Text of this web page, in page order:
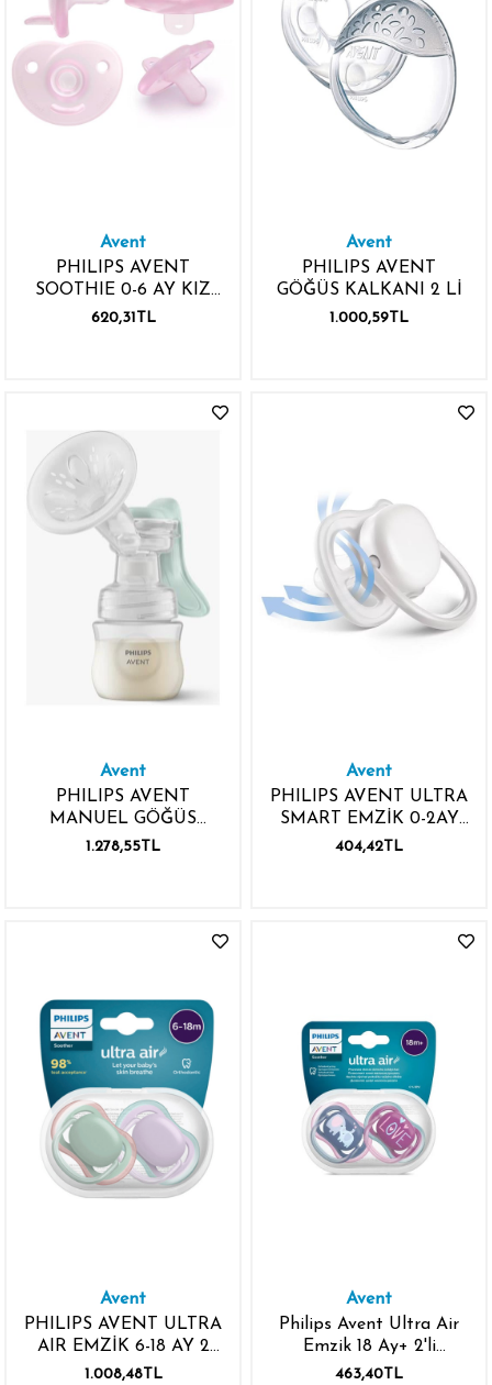
Avent
PHILIPS AVENT
SOOTHIE 0-6 AY KIZ
EMZİK
620,31TL
Avent
PHILIPS AVENT
GÖĞÜS KALKANI 2 Lİ
1.000,59TL
Avent
PHILIPS AVENT
MANUEL GÖĞÜS
POMPASI 125ML
1.278,55TL
Avent
PHILIPS AVENT ULTRA
SMART EMZİK 0-2AY
ŞEFFAF
404,42TL
Avent
PHILIPS AVENT ULTRA
AIR EMZİK 6-18 AY 2
ADET ERKEK
1.008,48TL
Avent
Philips Avent Ultra Air
Emzik 18 Ay+ 2'li
(Lacivert ve Mor
463,40TL